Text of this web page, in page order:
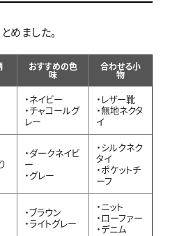
めました。
おすすめの色
味
合わせる小
物
・ネイビー
・チャコールグ
レー
・レザー靴
・無地ネクタ
イ
・ダークネイビ
ー
・グレー
・シルクネク
タイ
・ポケットチ
ーフ
・ブラウン
・ライトグレー
・ニット
・ローファー
・デニム